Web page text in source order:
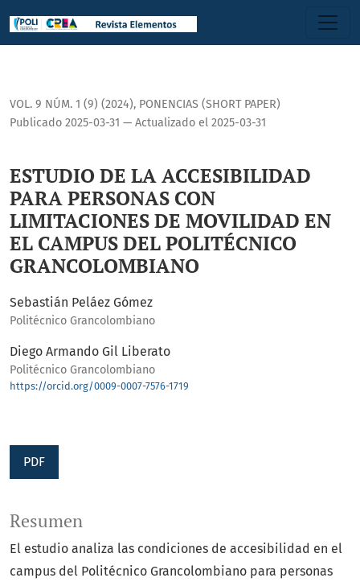
VOL. 9 NÚM. 1 (9) (2024), PONENCIAS (SHORT PAPER)
ESTUDIO DE LA ACCESIBILIDAD
PARA PERSONAS CON
LIMITACIONES DE MOVILIDAD EN
EL CAMPUS DEL POLITÉCNICO
GRANCOLOMBIANO
Publicado 2025-03-31 — Actualizado el 2025-03-31
Sebastián Peláez Gómez
Politécnico Grancolombiano
Diego Armando Gil Liberato
Politécnico Grancolombiano
https://orcid.org/0009-0007-7576-1719
PDF
Resumen
El estudio analiza las condiciones de accesibilidad en el
campus del Politécnico Grancolombiano para personas